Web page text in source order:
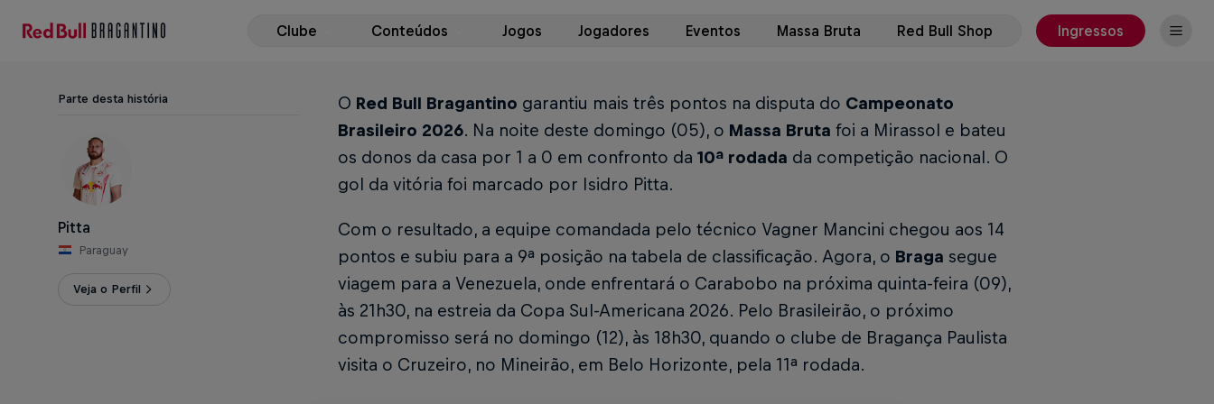
Clube Conteúdos Jogos Jogadores Eventos Massa Bruta Red Bull Shop Ingressos
Parte desta história
Pitta
Paraguay
Veja o Perfil
O Red Bull Bragantino garantiu mais três pontos na disputa do Campeonato
Brasileiro 2026. Na noite deste domingo (05), o Massa Bruta foi a Mirassol e bateu
os donos da casa por 1 a 0 em confronto da 10ª rodada da competição nacional. O
gol da vitória foi marcado por Isidro Pitta.
Com o resultado, a equipe comandada pelo técnico Vagner Mancini chegou aos 14
pontos e subiu para a 9ª posição na tabela de classificação. Agora, o Braga segue
viagem para a Venezuela, onde enfrentará o Carabobo na próxima quinta-feira (09),
às 21h30, na estreia da Copa Sul-Americana 2026. Pelo Brasileirão, o próximo
compromisso será no domingo (12), às 18h30, quando o clube de Bragança Paulista
visita o Cruzeiro, no Mineirão, em Belo Horizonte, pela 11ª rodada.